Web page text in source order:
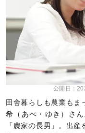
公開日：
田舎暮らしも農業もま
希（あべ・ゆき）さ
「農家の長男」。出